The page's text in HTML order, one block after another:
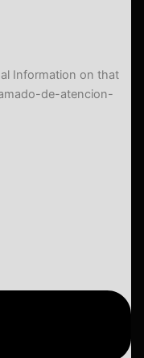
Information on that
de-atencion-